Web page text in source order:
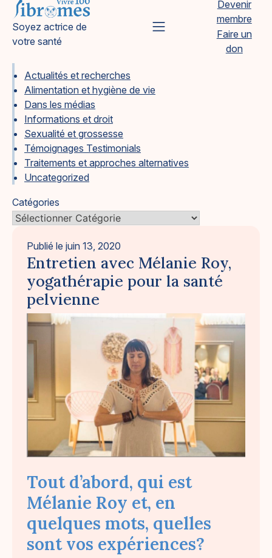
Skip
content
Vivre 100 Fibromes
Soyez actrice de
votre santé
Primary Menu
Devenir
membre
Faire un
don
Publié le juin 13, 2020
Entretien avec Mélanie Roy,
yogathérapie pour la santé
pelvienne
Tout d’abord, qui est
Mélanie Roy et, en
quelques mots, quelles
sont vos expériences?
Actualités et recherches
Alimentation et hygiène de vie
Dans les médias
Informations et droit
Sexualité et grossesse
Témoignages Testimonials
Traitements et approches alternatives
Uncategorized
Catégories